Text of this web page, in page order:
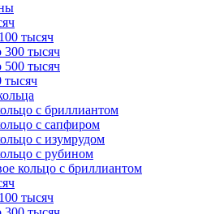
тысяч
300 тысяч
500 тысяч
тысяч
с бриллиантом
с сапфиром
с изумрудом
с рубином
кольцо с бриллиантом
тысяч